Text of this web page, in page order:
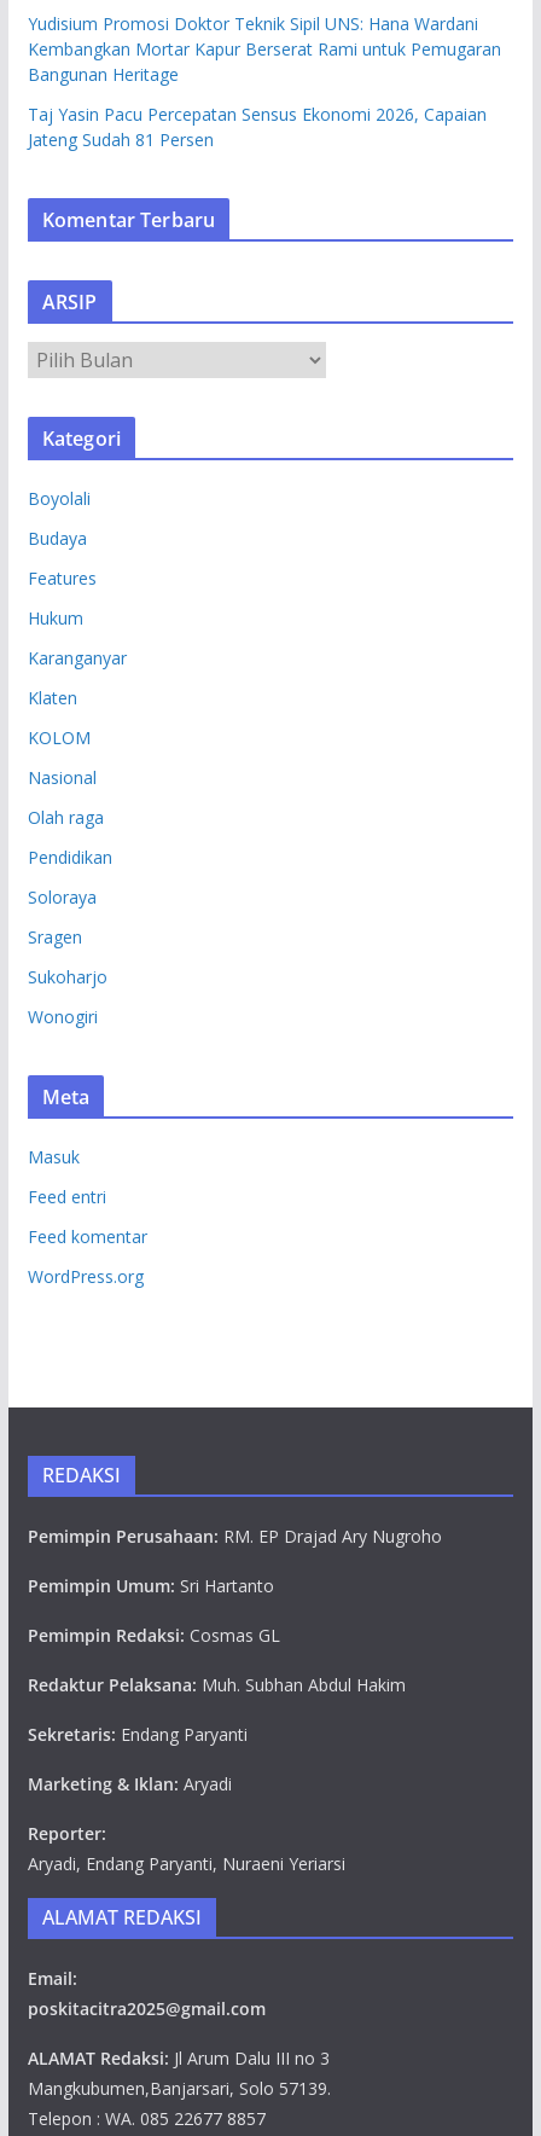
Yudisium Promosi Doktor Teknik Sipil UNS: Hana Wardani
Kembangkan Mortar Kapur Berserat Rami untuk Pemugaran
Bangunan Heritage
Taj Yasin Pacu Percepatan Sensus Ekonomi 2026, Capaian
Jateng Sudah 81 Persen
Komentar Terbaru
ARSIP
R
S
Kategori
Boyolali
Budaya
Features
Hukum
Karanganyar
Klaten
KOLOM
Nasional
Olah raga
Pendidikan
Soloraya
Sragen
Sukoharjo
Wonogiri
Meta
Masuk
Feed entri
Feed komentar
WordPress.org
REDAKSI
Pemimpin Perusahaan: RM. EP Drajad Ary Nugroho
Pemimpin Umum: Sri Hartanto
Pemimpin Redaksi: Cosmas GL
Redaktur Pelaksana: Muh. Subhan Abdul Hakim
Sekretaris: Endang Paryanti
Marketing & Iklan: Aryadi
Reporter:
Aryadi, Endang Paryanti, Nuraeni Yeriarsi
ALAMAT REDAKSI
Email:
poskitacitra2025@gmail.com
ALAMAT Redaksi: Jl Arum Dalu III no 3
Mangkubumen,Banjarsari, Solo 57139.
Telepon : WA. 085 22677 8857